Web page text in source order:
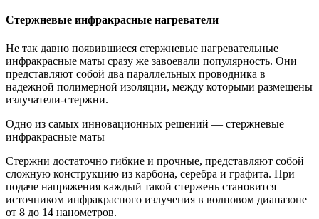
Стержневые инфракрасные нагреватели
Не так давно появившиеся стержневые нагревательные
инфракрасные маты сразу же завоевали популярность. Они
представляют собой два параллельных проводника в
надежной полимерной изоляции, между которыми размещены
излучатели-стержни.
Одно из самых инновационных решений — стержневые
инфракрасные маты
Стержни достаточно гибкие и прочные, представляют собой
сложную конструкцию из карбона, серебра и графита. При
подаче напряжения каждый такой стержень становится
источником инфракрасного излучения в волновом диапазоне
от 8 до 14 нанометров.